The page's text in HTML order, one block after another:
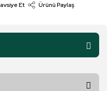
Et Ürünü Paylaş